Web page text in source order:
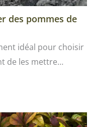
des pommes de
idéal pour choisir
de les mettre…